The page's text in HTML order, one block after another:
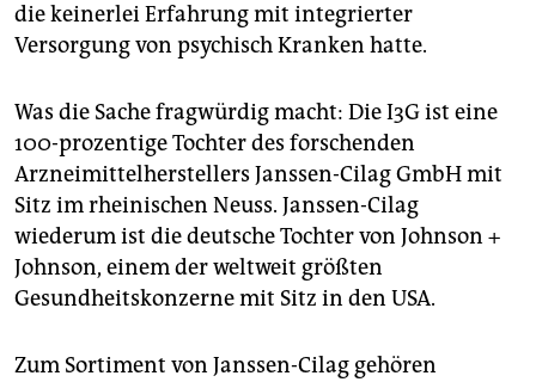
die keinerlei Erfahrung mit integrierter
Versorgung von psychisch Kranken hatte.
Was die Sache fragwürdig macht: Die I3G ist eine
100-prozentige Tochter des forschenden
Arzneimittelherstellers Janssen-Cilag GmbH mit
Sitz im rheinischen Neuss. Janssen-Cilag
wiederum ist die deutsche Tochter von Johnson +
Johnson, einem der weltweit größten
Gesundheitskonzerne mit Sitz in den USA.
Zum Sortiment von Janssen-Cilag gehören